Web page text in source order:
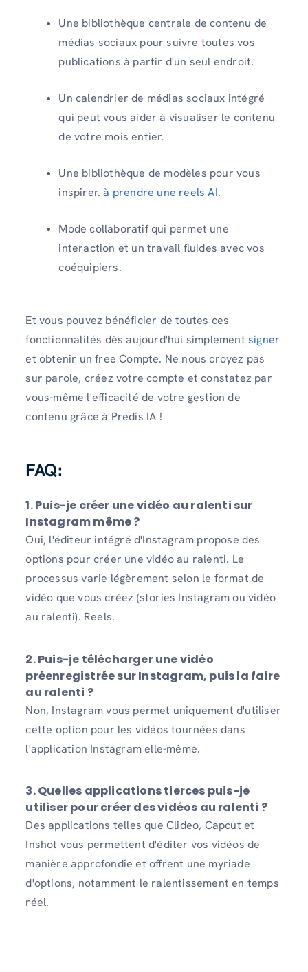
Une bibliothèque centrale de contenu de
médias sociaux pour suivre toutes vos
publications à partir d'un seul endroit.
Un calendrier de médias sociaux intégré
qui peut vous aider à visualiser le contenu
de votre mois entier.
Une bibliothèque de modèles pour vous
inspirer.à prendre une reels AI.
Mode collaboratif qui permet une
interaction et un travail fluides avec vos
coéquipiers.
Et vous pouvez bénéficier de toutes ces
fonctionnalités dès aujourd'hui simplement signer
et obtenir un free Compte. Ne nous croyez pas
sur parole, créez votre compte et constatez par
vous-même l'efficacité de votre gestion de
contenu grâce à Predis IA !
FAQ:
1. Puis-je créer une vidéo au ralenti sur
Instagram même ?
Oui, l'éditeur intégré d'Instagram propose des
options pour créer une vidéo au ralenti. Le
processus varie légèrement selon le format de
vidéo que vous créez (stories Instagram ou vidéo
au ralenti). Reels.
2. Puis-je télécharger une vidéo
préenregistrée sur Instagram, puis la faire
au ralenti ?
Non, Instagram vous permet uniquement d'utiliser
cette option pour les vidéos tournées dans
l'application Instagram elle-même.
3. Quelles applications tierces puis-je
utiliser pour créer des vidéos au ralenti ?
Des applications telles que Clideo, Capcut et
Inshot vous permettent d'éditer vos vidéos de
manière approfondie et offrent une myriade
d'options, notamment le ralentissement en temps
réel.